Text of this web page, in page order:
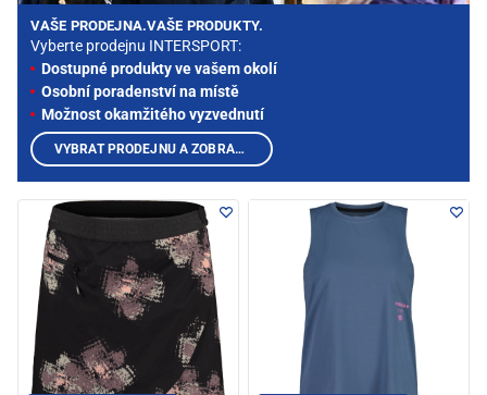
VAŠE PRODEJNA.VAŠE PRODUKTY.
Vyberte prodejnu INTERSPORT:
Dostupné produkty ve vašem okolí
Osobní poradenství na místě
Možnost okamžitého vyzvednutí
VYBRAT PRODEJNU A ZOBRAZIT PRODUKTY